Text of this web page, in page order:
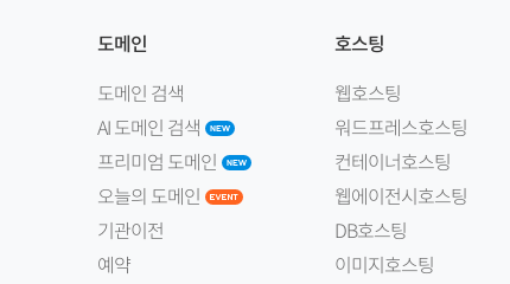
도메인
도메인 검색
AI 도메인 검색
프리미엄 도메인
오늘의 도메인
기관이전
예약
호스팅
웹호스팅
워드프레스호스팅
컨테이너호스팅
웹에이전시호스팅
DB호스팅
이미지호스팅